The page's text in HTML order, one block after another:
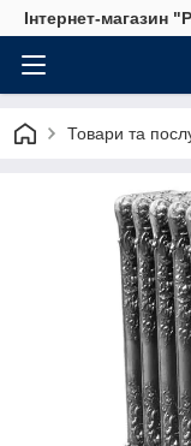
Інтернет-магазин
Товари та